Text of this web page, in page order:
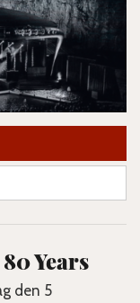
Years
den 5